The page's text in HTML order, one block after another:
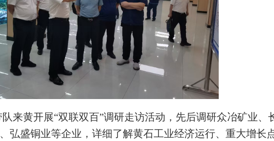
来黄开展“双联双百”调研走访活动，先后调研众冶矿业、
弘盛铜业等企业，详细了解黄石工业经济运行、重大增长